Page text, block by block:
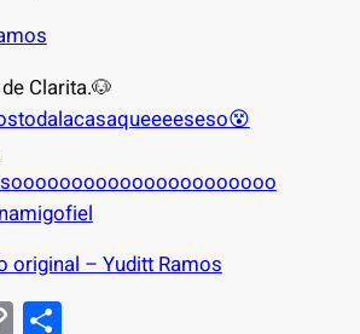
Clarita.🐶
– Yuditt Ramos
C S